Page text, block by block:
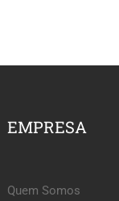
EMPRESA
Quem Somos